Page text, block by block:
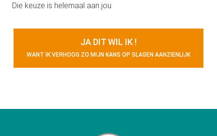
Die keuze is helemaal aan jou.
JA DIT WIL IK !
WANT IK VERHOOG ZO MIJN KANS OP SLAGEN AANZIENLIJK